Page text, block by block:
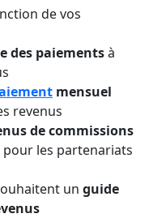
de vos
des paiementsà
mensuel
revenus
de commissions
pour les partenariats
un guide